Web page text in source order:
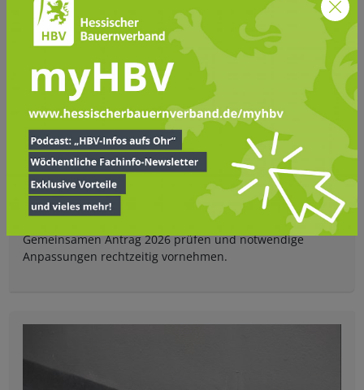
ACKERBAU & PFLANZEN
Trockenheit verschärft Futterlage: Betriebe sollten
Handlungsspielräume prüfen
Anhaltende Trockenheit verschärft die Futterknappheit.
Betriebe sollten bestehende Handlungsspielräume im
Gemeinsamen Antrag 2026 prüfen und notwendige
Anpassungen rechtzeitig vornehmen.